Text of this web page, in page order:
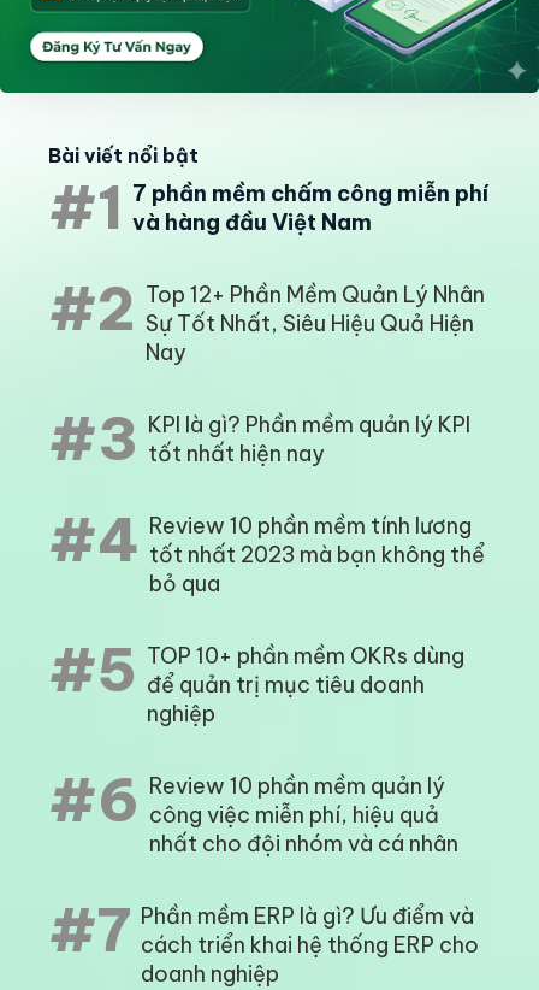
Bài viết nổi bật
#1 7 phần mềm chấm công miễn phí
và hàng đầu Việt Nam
#2 Top 12+ Phần Mềm Quản Lý Nhân
Sự Tốt Nhất, Siêu Hiệu Quả Hiện
Nay
#3 KPI là gì? Phần mềm quản lý KPI
tốt nhất hiện nay
#4 Review 10 phần mềm tính lương
tốt nhất 2023 mà bạn không thể
bỏ qua
#5 TOP 10+ phần mềm OKRs dùng
để quản trị mục tiêu doanh
nghiệp
#6 Review 10 phần mềm quản lý
công việc miễn phí, hiệu quả
nhất cho đội nhóm và cá nhân
#7 Phần mềm ERP là gì? Ưu điểm và
cách triển khai hệ thống ERP cho
doanh nghiệp